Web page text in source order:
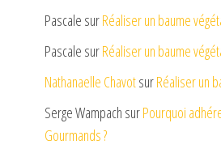
Pascale surRéaliser un baume
Pascale surRéaliser un baume
Nathanaelle ChavotsurRéaliser un
Serge Wampach surPourquoi
Gourmands ?